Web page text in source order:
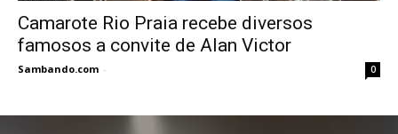
Camarote Rio Praia recebe diversos
famosos a convite de Alan Victor
Sambando.com - 0